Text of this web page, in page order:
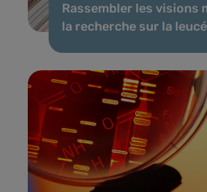
Rassembler les visions
la recherche sur la